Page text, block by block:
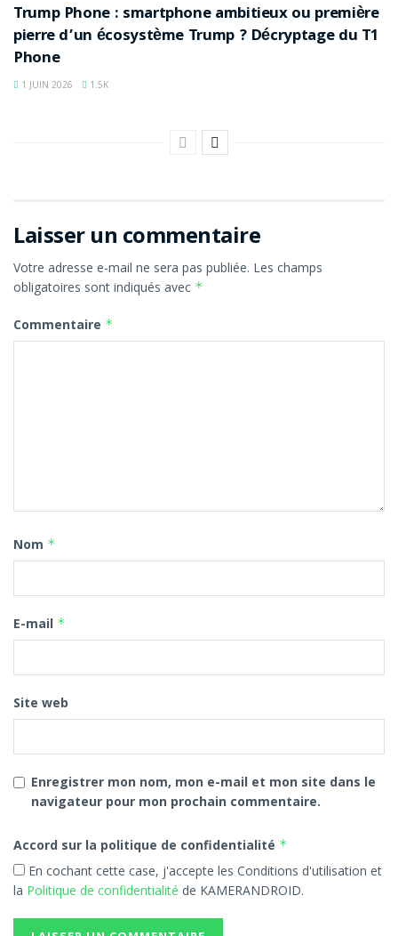
Trump Phone : smartphone ambitieux ou première
pierre d’un écosystème Trump ? Décryptage du T1
Phone
1 JUIN 2026 1.5K
Laisser un commentaire
Votre adresse e-mail ne sera pas publiée. Les champs
obligatoires sont indiqués avec *
Commentaire *
Nom *
E-mail *
Site web
Enregistrer mon nom, mon e-mail et mon site dans le
navigateur pour mon prochain commentaire.
Accord sur la politique de confidentialité *
En cochant cette case, j'accepte les Conditions d'utilisation et
la Politique de confidentialité de KAMERANDROID.